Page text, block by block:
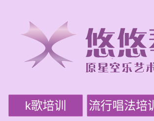
k歌培训 流行唱法培训